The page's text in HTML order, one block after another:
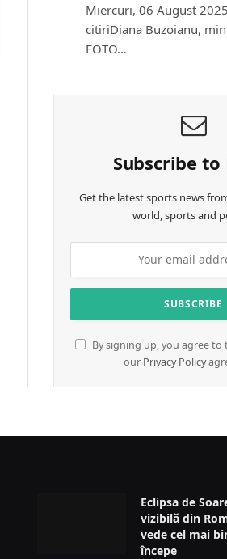
Miercuri, 06 August
citiriDiana Buzoianu,
FOTO…
Subscribe to
Get the latest sports news
world, sports and
By signing up, you agree
our Privacy Policy
Eclipsa de
vizibilă din
vede cel mai
începe